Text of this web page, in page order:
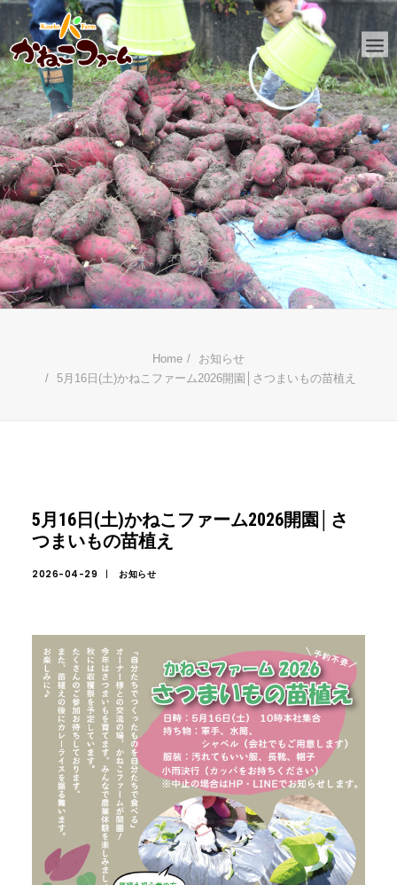
HOME
かねこファームとは
おしらせ
ファーム日記
金子工務店
リフォーム
Home
お知らせ
5月16日(土)かねこファーム2026開園│さつまいもの苗植え
5月16日(土)かねこファーム2026開園│さ
つまいもの苗植え
2026-04-29 | お知らせ